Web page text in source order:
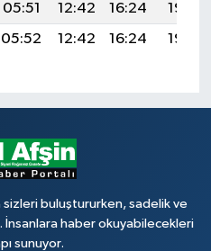
05:51 12:42 16:24
19:23
05:52 12:42 16:24 19:22
sizleri buluştururken, sadelik ve
haber okuyabilecekleri
sunuyor.